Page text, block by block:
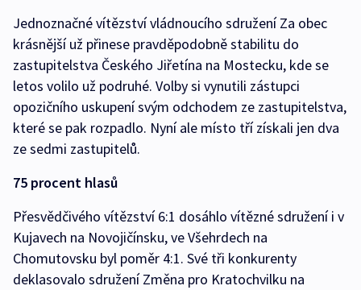
Jednoznačné vítězství vládnoucího sdružení Za obec
krásnější už přinese pravděpodobně stabilitu do
zastupitelstva Českého Jiřetína na Mostecku, kde se
letos volilo už podruhé. Volby si vynutili zástupci
opozičního uskupení svým odchodem ze zastupitelstva,
které se pak rozpadlo. Nyní ale místo tří získali jen dva
ze sedmi zastupitelů.
75 procent hlasů
Přesvědčivého vítězství 6:1 dosáhlo vítězné sdružení i v
Kujavech na Novojičínsku, ve Všehrdech na
Chomutovsku byl poměr 4:1. Své tři konkurenty
deklasovalo sdružení Změna pro Kratochvilku na